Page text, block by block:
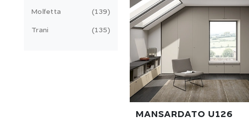
MANSARDATO U126
Molfetta 139
Trani 135